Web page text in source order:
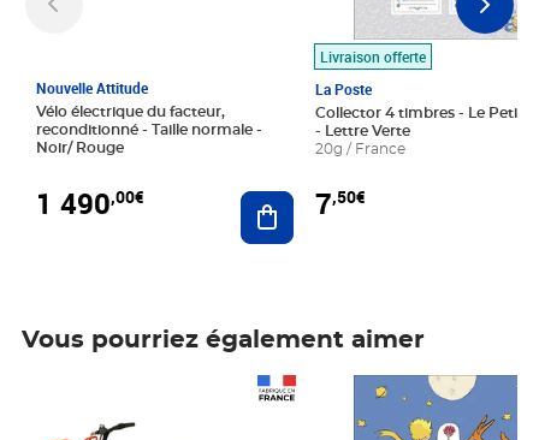
Nouvelle Attitude
Vélo électrique du facteur,
reconditionné - Taille normale -
Noir/ Rouge
1 490,00€ Ajouter au panier
Livraison offerte
La Poste
Collector 4 timbres - Le Petit
- Lettre Verte
20g / France
7,50€
Vous pourriez également aimer
Prix 7,50€